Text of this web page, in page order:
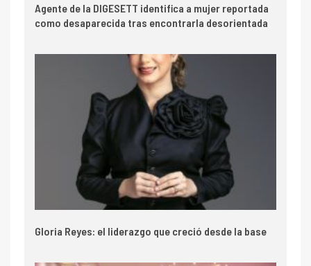
Agente de la DIGESETT identifica a mujer reportada
como desaparecida tras encontrarla desorientada
Gloria Reyes: el liderazgo que creció desde la base